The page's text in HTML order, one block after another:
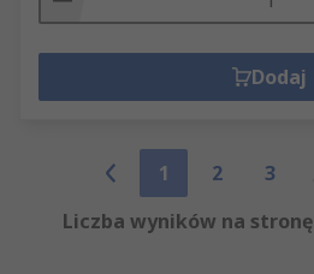
Dodaj
1 2 3
Liczba wyników na stronę